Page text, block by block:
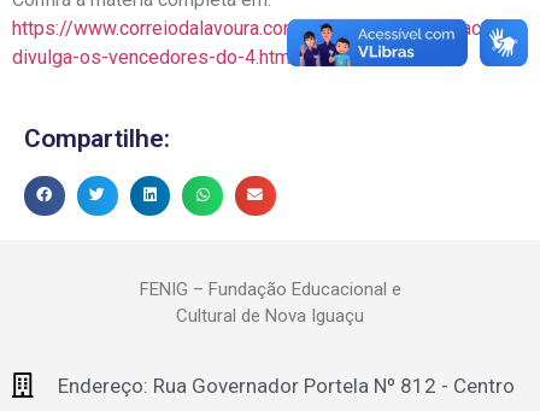
https://www.correiodalavoura.com/2025/03/nova-iguacu-
divulga-os-vencedores-do-4.html
Compartilhe:
FENIG – Fundação Educacional e
Cultural de Nova Iguaçu
Endereço: Rua Governador Portela Nº 812 - Centro